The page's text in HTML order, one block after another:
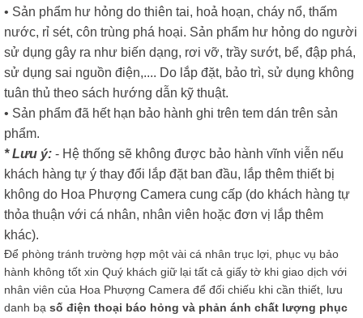
• Sản phẩm hư hỏng do thiên tai, hoả hoạn, cháy nổ, thấm
nước, rỉ sét, côn trùng phá hoại. Sản phẩm hư hỏng do người
sử dụng gây ra như biến dạng, rơi vỡ, trầy sướt, bể, đập phá,
sử dụng sai nguồn điện,.... Do lắp đặt, bảo trì, sử dụng không
tuân thủ theo sách hướng dẫn kỹ thuật.
• Sản phẩm đã hết hạn bảo hành ghi trên tem dán trên sản
phẩm.
* Lưu ý: - Hệ thống sẽ không được bảo hành vĩnh viễn nếu
khách hàng tự ý thay đổi lắp đặt ban đầu, lắp thêm thiết bị
không do Hoa Phượng Camera cung cấp (do khách hàng tự
thỏa thuận với cá nhân, nhân viên hoặc đơn vị lắp thêm
khác).
Để phòng tránh trường hợp một vài cá nhân trục lợi, phục vụ bảo
hành không tốt xin Quý khách giữ lại tất cả giấy tờ khi giao dịch với
nhân viên của Hoa Phượng Camera để đối chiếu khi cần thiết, lưu
danh bạ số điện thoại báo hỏng và phản ánh chất lượng phục